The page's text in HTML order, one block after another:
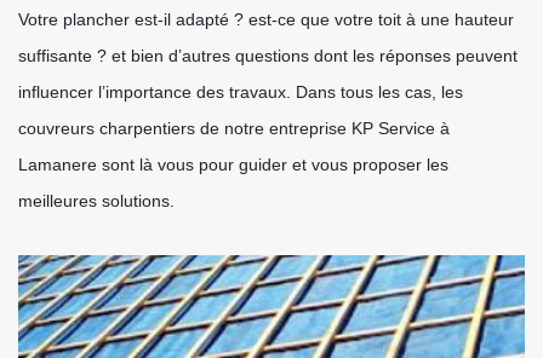
Votre plancher est-il adapté ? est-ce que votre toit à une hauteur
suffisante ? et bien d’autres questions dont les réponses peuvent
influencer l’importance des travaux. Dans tous les cas, les
couvreurs charpentiers de notre entreprise KP Service à
Lamanere sont là vous pour guider et vous proposer les
meilleures solutions.